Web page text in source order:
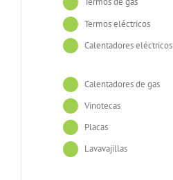
Termos eléctricos
Calentadores eléctricos
Calentadores de gas
Vinotecas
Placas
Lavavajillas